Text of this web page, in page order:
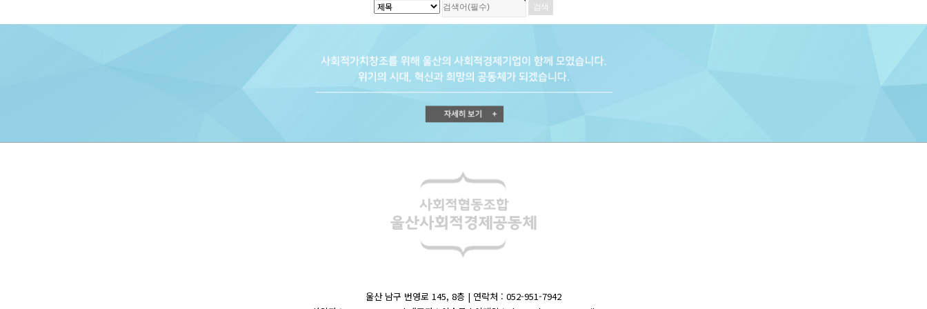
울산 남구 번영로 145, 8층 | 연락처 : 052-951-7942